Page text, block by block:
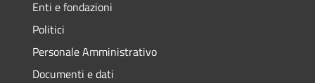
Enti e fondazioni
Politici
Personale Amministrativo
Documenti e dati